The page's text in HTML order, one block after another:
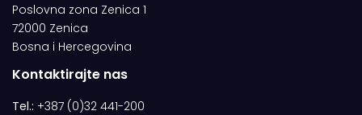
Poslovna zona Zenica 1
72000 Zenica
Bosna i Hercegovina
Kontaktirajte nas
Tel.: +387 (0)32 441-200